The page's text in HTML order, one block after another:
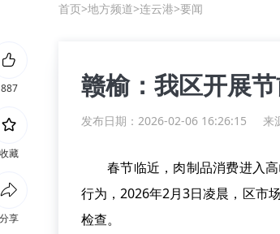
首页>地方频道>连云港>要闻
赣榆：我区开展
发布日期：2026-02-06 16:26:15 来
春节临近，肉制品消费进入
行为，2026年2月3日凌晨，区市
检查。
887
收藏
分享